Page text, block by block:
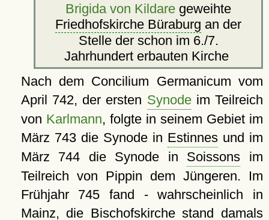
Brigida von Kildare geweihte
Friedhofskirche Büraburg an der
Stelle der schon im 6./7.
Jahrhundert erbauten Kirche
Nach dem Concilium Germanicum vom
April 742, der ersten Synodeim Teilreich
von Karlmann, folgte in seinem Gebiet im
März 743 die Synode in Estinnesund im
März 744 die Synode in Soissons im
Teilreich von Pippin dem Jüngeren. Im
Frühjahr 745 fand - wahrscheinlich in
Mainz, die Bischofskirche stand damals